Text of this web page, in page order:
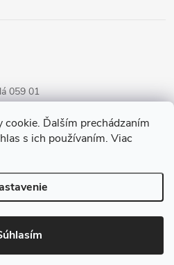
Ďalším prechádzaním
s ich používaním. Viac
059 01
. Všetky práva vyhradené.